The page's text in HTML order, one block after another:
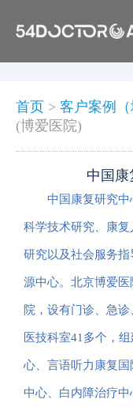
首页 > 客户案例（
(博爱医院)
中国
中国康复研究
科学技术研究、康
研究以及社会服务
源中心。北京博爱
院，设有门诊、急
医技科室41多个，
心、言语听力康复
中心、白内障治疗中